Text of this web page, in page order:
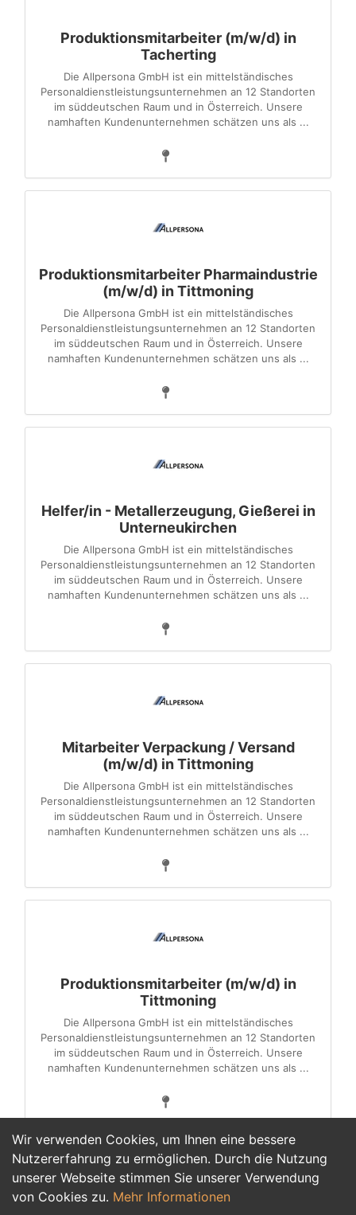
Wir verwenden Cookies, um Ihnen eine bessere
Nutzererfahrung zu ermöglichen. Durch die Nutzung
unserer Webseite stimmen Sie unserer Verwendung
von Cookies zu. Mehr Informationen
Produktionsmitarbeiter (m/w/d) in
Tacherting
Die Allpersona GmbH ist ein mittelständisches
Personaldienstleistungsunternehmen an 12 Standorten
im süddeutschen Raum und in Österreich. Unsere
namhaften Kundenunternehmen schätzen uns als ...
Produktionsmitarbeiter Pharmaindustrie
(m/w/d) in Tittmoning
Die Allpersona GmbH ist ein mittelständisches
Personaldienstleistungsunternehmen an 12 Standorten
im süddeutschen Raum und in Österreich. Unsere
namhaften Kundenunternehmen schätzen uns als ...
Helfer/in - Metallerzeugung, Gießerei in
Unterneukirchen
Die Allpersona GmbH ist ein mittelständisches
Personaldienstleistungsunternehmen an 12 Standorten
im süddeutschen Raum und in Österreich. Unsere
namhaften Kundenunternehmen schätzen uns als ...
Mitarbeiter Verpackung / Versand
(m/w/d) in Tittmoning
Die Allpersona GmbH ist ein mittelständisches
Personaldienstleistungsunternehmen an 12 Standorten
im süddeutschen Raum und in Österreich. Unsere
namhaften Kundenunternehmen schätzen uns als ...
Produktionsmitarbeiter (m/w/d) in
Tittmoning
Die Allpersona GmbH ist ein mittelständisches
Personaldienstleistungsunternehmen an 12 Standorten
im süddeutschen Raum und in Österreich. Unsere
namhaften Kundenunternehmen schätzen uns als ...
1